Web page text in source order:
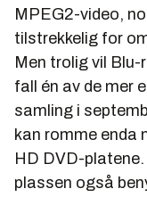
MPEG2-video,
tilstrekkelig for
Men trolig vil
fall én av de mer
samling i
kan romme enda
HD DVD-
plassen også